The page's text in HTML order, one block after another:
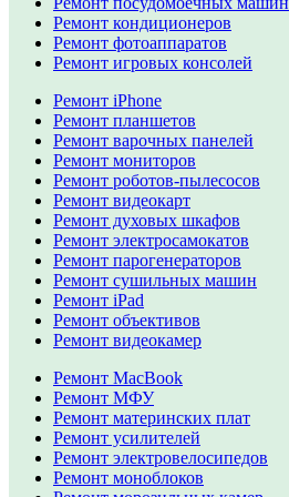
Ремонт кондиционеров
Ремонт фотоаппаратов
Ремонт игровых консолей
Ремонт iPhone
Ремонт планшетов
Ремонт варочных панелей
Ремонт мониторов
Ремонт роботов-пылесосов
Ремонт видеокарт
Ремонт духовых шкафов
Ремонт электросамокатов
Ремонт парогенераторов
Ремонт сушильных машин
Ремонт iPad
Ремонт объективов
Ремонт видеокамер
Ремонт MacBook
Ремонт МФУ
Ремонт материнских плат
Ремонт усилителей
Ремонт электровелосипедов
Ремонт моноблоков